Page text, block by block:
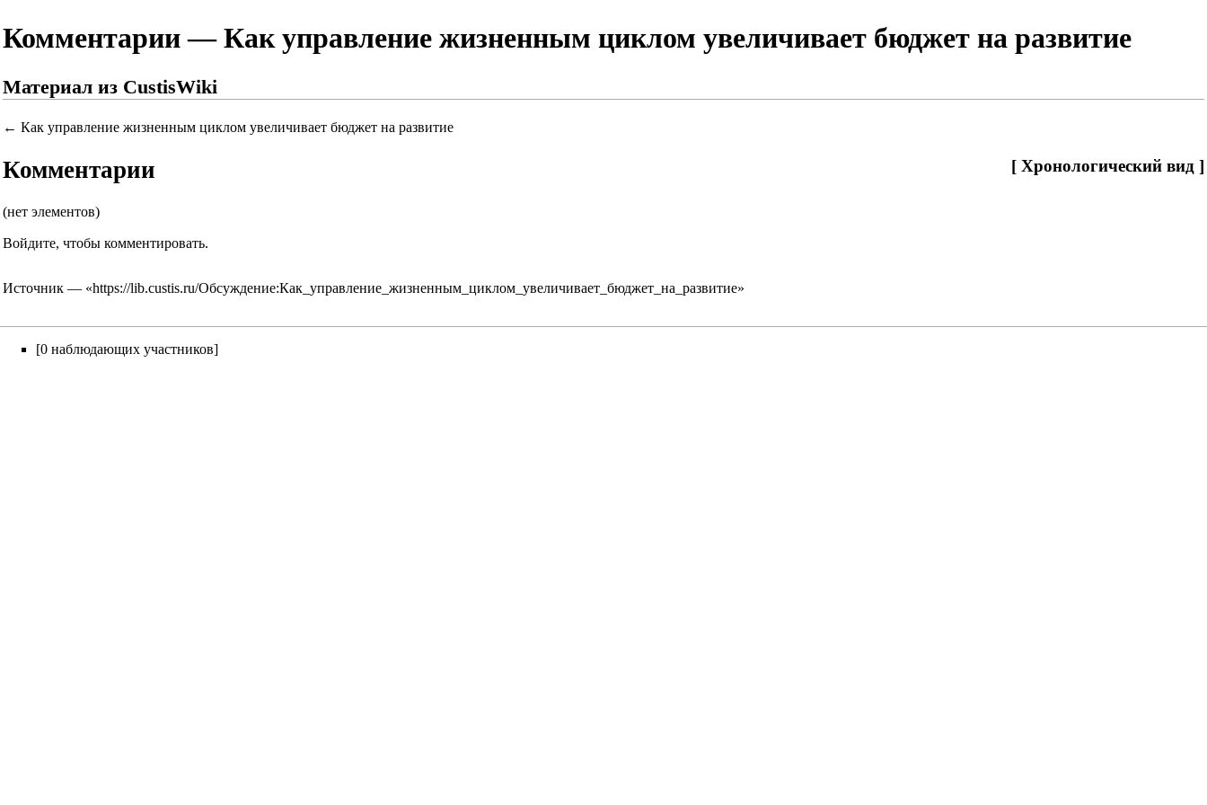
Комментарии — Как управление жизненным циклом увеличивает бюджет на развитие
Материал из CustisWiki
← Как управление жизненным циклом увеличивает бюджет на развитие
[ Хронологический вид ]
Комментарии
(нет элементов)
Войдите, чтобы комментировать.
Источник — «https://lib.custis.ru/Обсуждение:Как_управление_жизненным_циклом_увеличивает_бюджет_на_развитие»
[0 наблюдающих участников]